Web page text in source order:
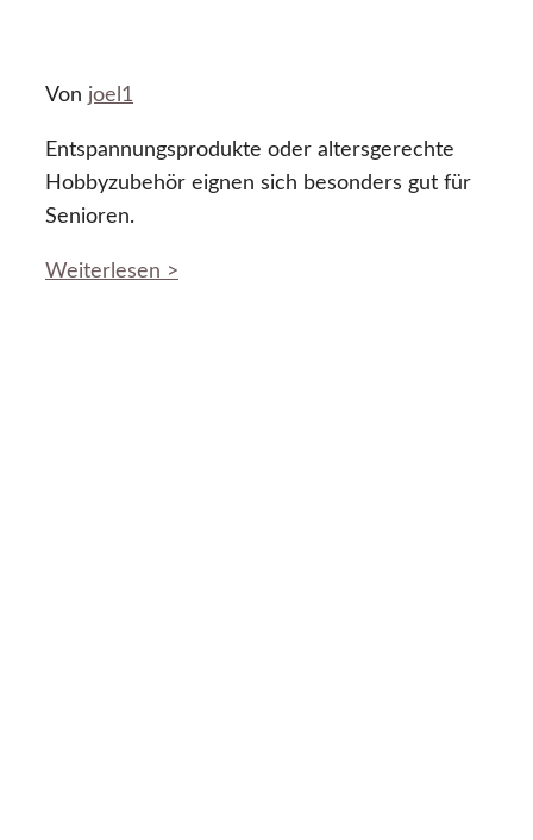
Von joel1
Entspannungsprodukte oder altersgerechte
Hobbyzubehör eignen sich besonders gut für
Senioren.
Weiterlesen >